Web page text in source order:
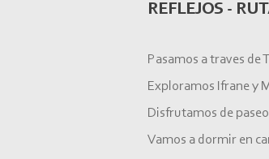
REFLEJOS -
Pasamos a traves de
Exploramos Ifrane y
Disfrutamos de
Vamos a dormir en